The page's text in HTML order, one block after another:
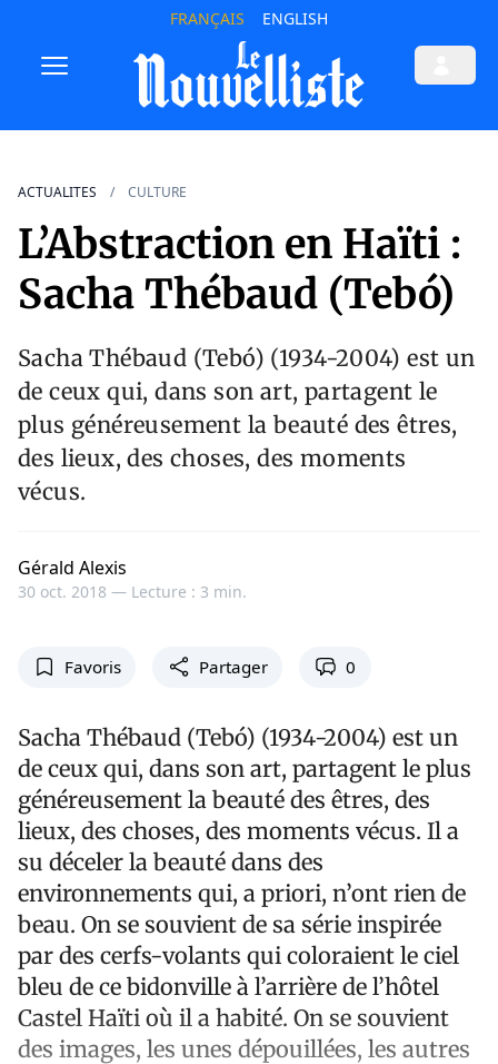
FRANÇAIS ENGLISH
ACTUALITES CULTURE
L’Abstraction en Haïti :
Sacha Thébaud (Tebó)
Sacha Thébaud (Tebó) (1934-2004) est un
de ceux qui, dans son art, partagent le
plus généreusement la beauté des êtres,
des lieux, des choses, des moments
vécus.
Gérald Alexis
30 oct. 2018 — Lecture : 3 min.
Favoris Partager 0
Sacha Thébaud (Tebó) (1934-2004) est un
de ceux qui, dans son art, partagent le plus
généreusement la beauté des êtres, des
lieux, des choses, des moments vécus. Il a
su déceler la beauté dans des
environnements qui, a priori, n’ont rien de
beau. On se souvient de sa série inspirée
par des cerfs-volants qui coloraient le ciel
bleu de ce bidonville à l’arrière de l’hôtel
Castel Haïti où il a habité. On se souvient
des images, les unes dépouillées, les autres